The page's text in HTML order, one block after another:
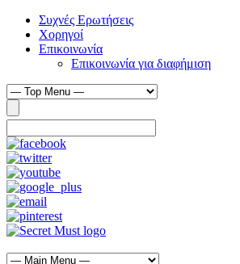
Συχνές Ερωτήσεις
Χορηγοί
Επικοινωνία
Επικοινωνία για διαφήμιση